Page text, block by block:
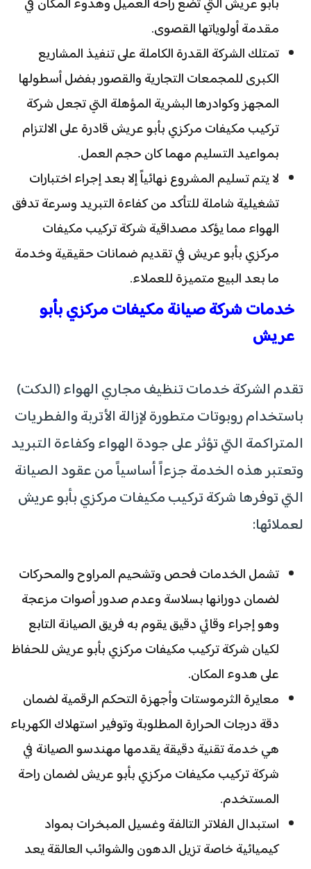
بأبو عريش التي تضع راحة العميل وهدوء المكان في
مقدمة أولوياتها القصوى.
تمتلك الشركة القدرة الكاملة على تنفيذ المشاريع
الكبرى للمجمعات التجارية والقصور بفضل أسطولها
المجهز وكوادرها البشرية المؤهلة التي تجعل شركة
تركيب مكيفات مركزي بأبو عريش قادرة على الالتزام
بمواعيد التسليم مهما كان حجم العمل.
لا يتم تسليم المشروع نهائياً إلا بعد إجراء اختبارات
تشغيلية شاملة للتأكد من كفاءة التبريد وسرعة تدفق
الهواء مما يؤكد مصداقية شركة تركيب مكيفات
مركزي بأبو عريش في تقديم ضمانات حقيقية وخدمة
ما بعد البيع متميزة للعملاء.
خدمات شركة صيانة مكيفات مركزي بأبو
عريش
تقدم الشركة خدمات تنظيف مجاري الهواء (الدكت)
باستخدام روبوتات متطورة لإزالة الأتربة والفطريات
المتراكمة التي تؤثر على جودة الهواء وكفاءة التبريد
وتعتبر هذه الخدمة جزءاً أساسياً من عقود الصيانة
التي توفرها شركة تركيب مكيفات مركزي بأبو عريش
لعملائها:
تشمل الخدمات فحص وتشحيم المراوح والمحركات
لضمان دورانها بسلاسة وعدم صدور أصوات مزعجة
وهو إجراء وقائي دقيق يقوم به فريق الصيانة التابع
لكيان شركة تركيب مكيفات مركزي بأبو عريش للحفاظ
على هدوء المكان.
معايرة الثرموستات وأجهزة التحكم الرقمية لضمان
دقة درجات الحرارة المطلوبة وتوفير استهلاك الكهرباء
هي خدمة تقنية دقيقة يقدمها مهندسو الصيانة في
شركة تركيب مكيفات مركزي بأبو عريش لضمان راحة
المستخدم.
استبدال الفلاتر التالفة وغسيل المبخرات بمواد
كيميائية خاصة تزيل الدهون والشوائب العالقة يعد